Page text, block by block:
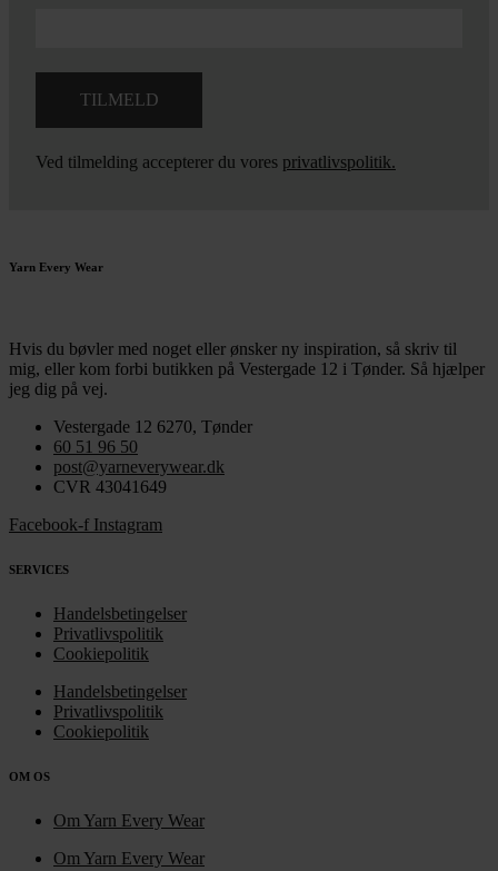
Ved tilmelding accepterer du vores privatlivspolitik.
Yarn Every Wear
Hvis du bøvler med noget eller ønsker ny inspiration, så skriv til
mig, eller kom forbi butikken på Vestergade 12 i Tønder. Så hjælper
jeg dig på vej.
Vestergade 12 6270, Tønder
60 51 96 50
post@yarneverywear.dk
CVR 43041649
Facebook-f Instagram
SERVICES
Handelsbetingelser
Privatlivspolitik
Cookiepolitik
Handelsbetingelser
Privatlivspolitik
Cookiepolitik
OM OS
Om Yarn Every Wear
Om Yarn Every Wear